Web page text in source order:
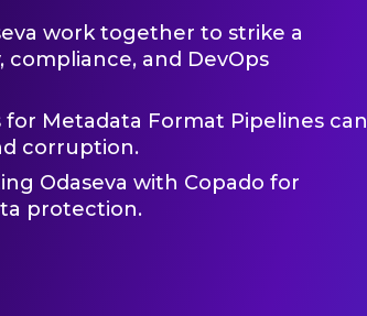
work together to strike a
and DevOps
Metadata Format Pipelines can
corruption.
Odaseva with Copado for
protection.